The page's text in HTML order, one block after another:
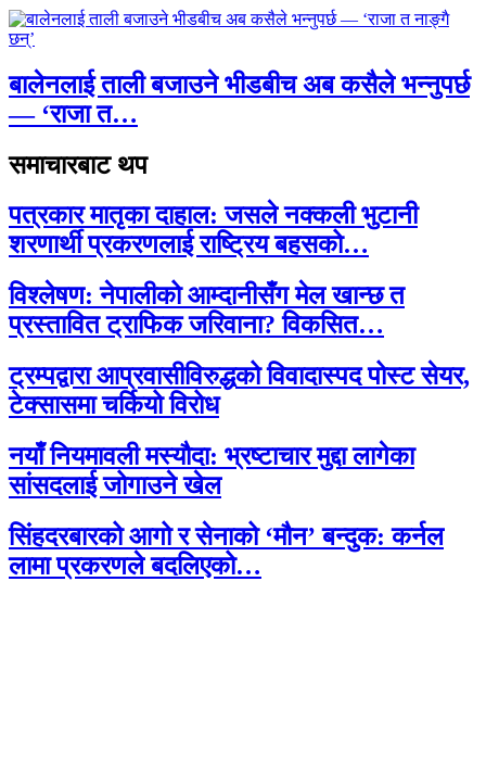
बालेनलाई ताली बजाउने भीडबीच अब कसैले भन्नुपर्छ
— ‘राजा त…
समाचारबाट थप
पत्रकार मातृका दाहाल: जसले नक्कली भुटानी
शरणार्थी प्रकरणलाई राष्ट्रिय बहसको…
विश्लेषण: नेपालीको आम्दानीसँग मेल खान्छ त
प्रस्तावित ट्राफिक जरिवाना? विकसित…
ट्रम्पद्वारा आप्रवासीविरुद्धको विवादास्पद पोस्ट सेयर,
टेक्सासमा चर्कियो विरोध
नयाँ नियमावली मस्यौदा: भ्रष्टाचार मुद्दा लागेका
सांसदलाई जोगाउने खेल
सिंहदरबारको आगो र सेनाको ‘मौन’ बन्दुक: कर्नल
लामा प्रकरणले बदलिएको…